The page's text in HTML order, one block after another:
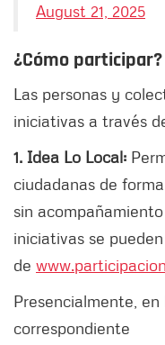
August 21, 2025
¿Cómo participar?
Las personas y
iniciativas a través
1. Idea Lo Local:
ciudadanas de
sin
iniciativas se
de
Presencialmente,
correspondiente